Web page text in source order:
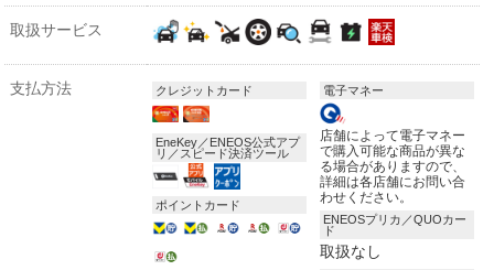
取扱サービス
支払方法 クレジットカード
EneKey／ENEOS公式アプ
リ／スピード決済ツール
ポイントカード
電子マネー
店舗によって電子マネー
で購入可能な商品が異な
る場合がありますので、
詳細は各店舗にお問い合
わせください。
ENEOSプリカ／QUOカー
ド
取扱なし